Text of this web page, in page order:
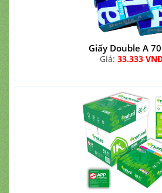
Giấy Double A
Giá: 33.333